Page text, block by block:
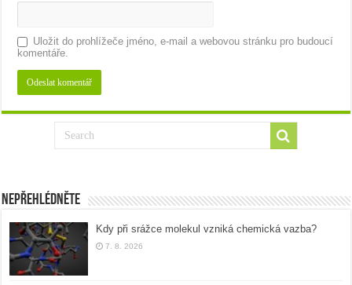
Uložit do prohlížeče jméno, e-mail a webovou stránku pro budoucí
komentáře.
Nepřehlédněte
Kdy při srážce molekul vzniká chemická vazba?
7. 8. 2026